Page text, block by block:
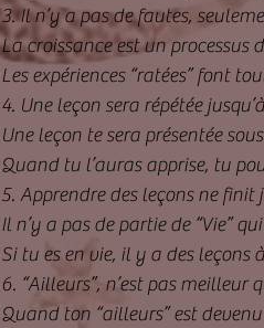
3. Il n’y a pas de fautes,
La croissance est un processus
Les expériences “ratées” font
4. Une leçon sera répétée
Une leçon te sera présentée
Quand tu l’auras apprise, tu
5. Apprendre des leçons ne finit
Il n’y a pas de partie de “Vie”
Si tu es en vie, il y a des leçons
6. “Ailleurs”, n’est pas meilleur
Quand ton “ailleurs” est